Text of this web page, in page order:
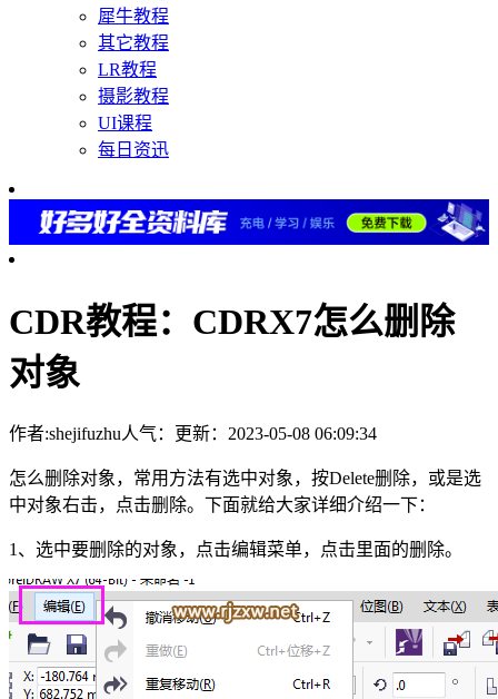
犀牛教程
其它教程
LR教程
摄影教程
UI课程
每日资迅
CDR教程：CDRX7怎么删除
对象
作者:shejifuzhu人气： 更新：2023-05-08 06:09:34
怎么删除对象，常用方法有选中对象，按Delete删除，或是选
中对象右击，点击删除。下面就给大家详细介绍一下：
1、选中要删除的对象，点击编辑菜单，点击里面的删除。